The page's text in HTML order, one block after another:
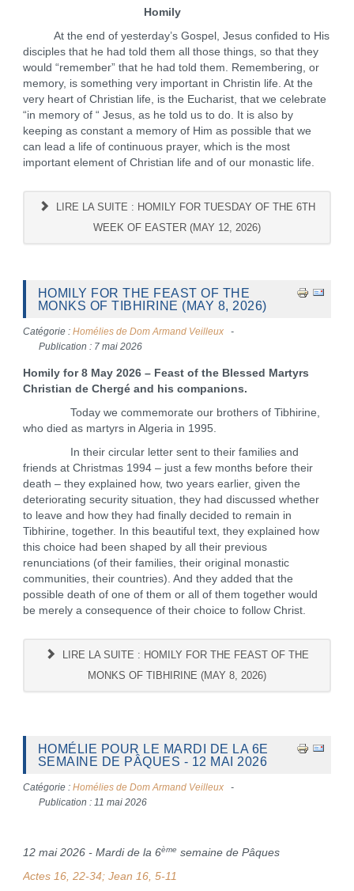
Homily
At the end of yesterday’s Gospel, Jesus confided to His
disciples that he had told them all those things, so that they
would “remember” that he had told them. Remembering, or
memory, is something very important in Christin life. At the
very heart of Christian life, is the Eucharist, that we celebrate
“in memory of “ Jesus, as he told us to do. It is also by
keeping as constant a memory of Him as possible that we
can lead a life of continuous prayer, which is the most
important element of Christian life and of our monastic life.
LIRE LA SUITE : HOMILY FOR TUESDAY OF THE 6TH
WEEK OF EASTER (MAY 12, 2026)
HOMILY FOR THE FEAST OF THE
MONKS OF TIBHIRINE (MAY 8, 2026)
Catégorie : Homélies de Dom Armand Veilleux
Publication : 7 mai 2026
Homily for 8 May 2026 – Feast of the Blessed Martyrs
Christian de Chergé and his companions.
Today we commemorate our brothers of Tibhirine,
who died as martyrs in Algeria in 1995.
In their circular letter sent to their families and
friends at Christmas 1994 – just a few months before their
death – they explained how, two years earlier, given the
deteriorating security situation, they had discussed whether
to leave and how they had finally decided to remain in
Tibhirine, together. In this beautiful text, they explained how
this choice had been shaped by all their previous
renunciations (of their families, their original monastic
communities, their countries). And they added that the
possible death of one of them or all of them together would
be merely a consequence of their choice to follow Christ.
LIRE LA SUITE : HOMILY FOR THE FEAST OF THE
MONKS OF TIBHIRINE (MAY 8, 2026)
HOMÉLIE POUR LE MARDI DE LA 6E
SEMAINE DE PÂQUES - 12 MAI 2026
Catégorie : Homélies de Dom Armand Veilleux
Publication : 11 mai 2026
12 mai 2026 - Mardi de la 6ème semaine de Pâques
Actes 16, 22-34; Jean 16, 5-11